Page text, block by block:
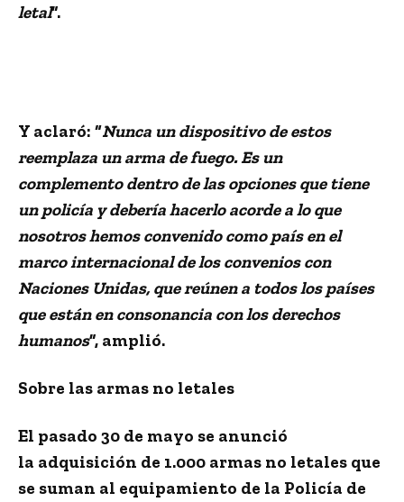
letal”.
Y aclaró: “Nunca un dispositivo de estos
reemplaza un arma de fuego. Es un
complemento dentro de las opciones que tiene
un policía y debería hacerlo acorde a lo que
nosotros hemos convenido como país en el
marco internacional de los convenios con
Naciones Unidas, que reúnen a todos los países
que están en consonancia con los derechos
humanos”, amplió.
Sobre las armas no letales
El pasado 30 de mayo se anunció
la adquisición de 1.000 armas no letales que
se suman al equipamiento de la Policía de